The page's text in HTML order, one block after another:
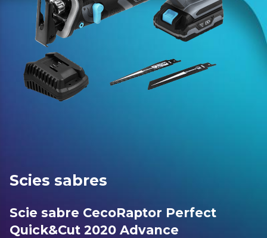
Scies sabres
Scie sabre CecoRaptor Perfect
Quick&Cut 2020 Advance